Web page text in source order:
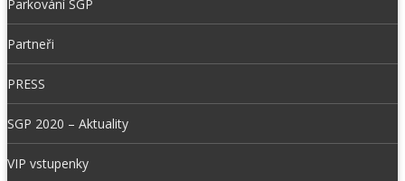
Parkování SGP
Partneři
PRESS
SGP 2020 – Aktuality
VIP vstupenky